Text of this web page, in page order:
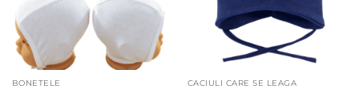
BONETELE CACIULI CARE SE LEAGA